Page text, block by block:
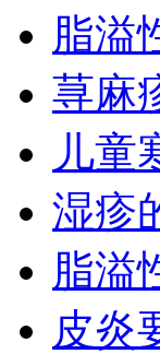
脂溢
荨麻
儿童
湿疹
脂溢
皮炎